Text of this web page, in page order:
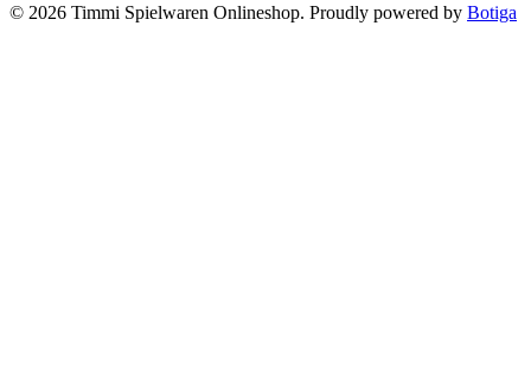
© 2026 Timmi Spielwaren Onlineshop. Proudly powered by Botiga